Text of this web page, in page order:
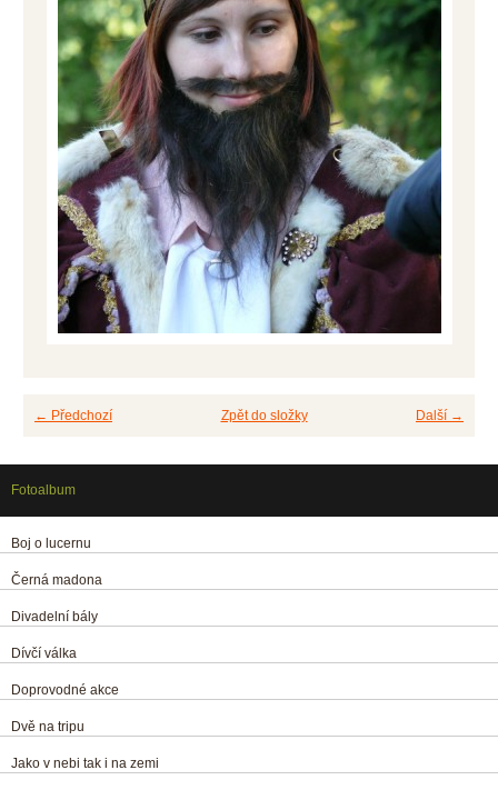
← Předchozí Další →
Zpět do složky
Fotoalbum
Boj o lucernu
Černá madona
Divadelní bály
Dívčí válka
Doprovodné akce
Dvě na tripu
Jako v nebi tak i na zemi